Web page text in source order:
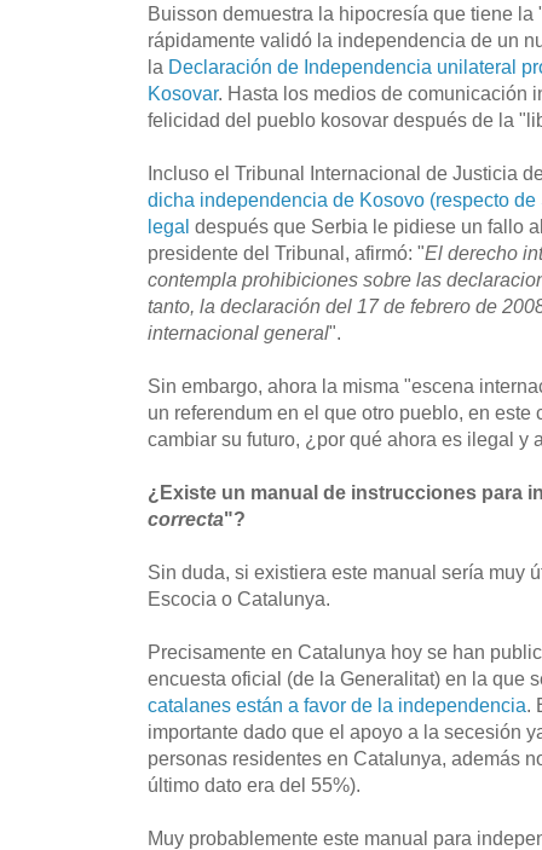
Buisson demuestra la hipocresía que tiene
rápidamente validó la independencia de un
la Declaración de Independencia unilateral
Kosovar. Hasta los medios de comunicación
felicidad del pueblo kosovar después de la
Incluso el Tribunal Internacional de Justicia
dicha independencia de Kosovo (respecto
legal después que Serbia le pidiese un fallo
presidente del Tribunal, afirmó: "El derecho
contempla prohibiciones sobre las
tanto, la declaración del 17 de febrero de
internacional general".
Sin embargo, ahora la misma "escena
un referendum en el que otro pueblo, en
cambiar su futuro, ¿por qué ahora es ilegal y
¿Existe un manual de instrucciones para
correcta"?
Sin duda, si existiera este manual sería muy
Escocia o Catalunya.
Precisamente en Catalunya hoy se han
encuesta oficial (de la Generalitat) en la que
catalanes están a favor de la independencia.
importante dado que el apoyo a la secesión
personas residentes en Catalunya, además
último dato era del 55%).
Muy probablemente este manual para